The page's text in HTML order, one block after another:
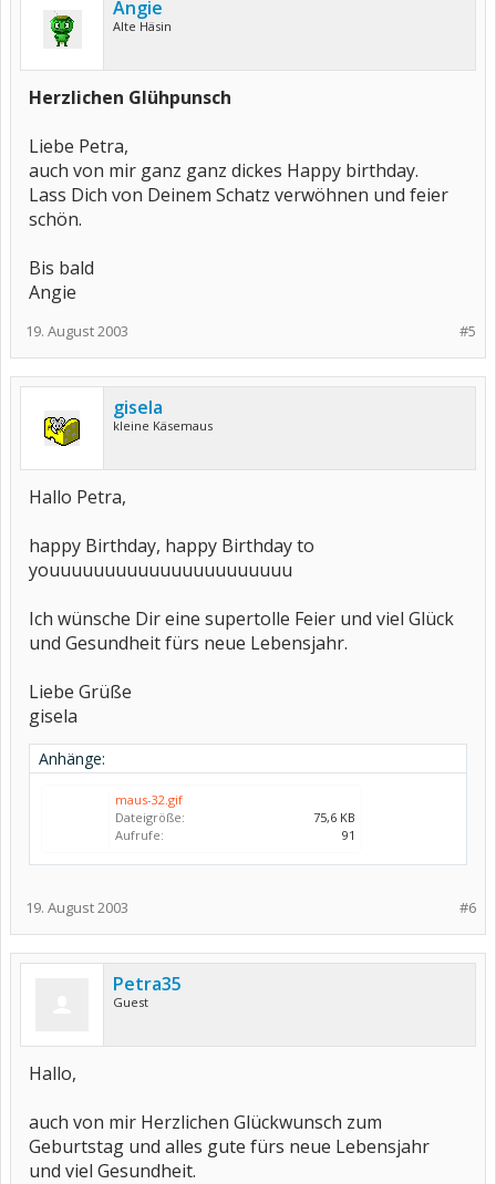
Angie
Alte Häsin
Herzlichen Glühpunsch
Liebe Petra,
auch von mir ganz ganz dickes Happy birthday.
Lass Dich von Deinem Schatz verwöhnen und feier
schön.
Bis bald
Angie
#5
19. August 2003
gisela
kleine Käsemaus
Hallo Petra,
happy Birthday, happy Birthday to
youuuuuuuuuuuuuuuuuuuuuu
Ich wünsche Dir eine supertolle Feier und viel Glück
und Gesundheit fürs neue Lebensjahr.
Liebe Grüße
gisela
Anhänge:
maus-32.gif
Dateigröße:
75,6 KB
Aufrufe:
91
#6
19. August 2003
Petra35
Guest
Hallo,
auch von mir Herzlichen Glückwunsch zum
Geburtstag und alles gute fürs neue Lebensjahr
und viel Gesundheit.